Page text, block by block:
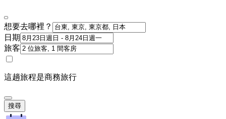
想要去哪裡？
日期
旅客
這趟旅程是商務旅行
搜尋